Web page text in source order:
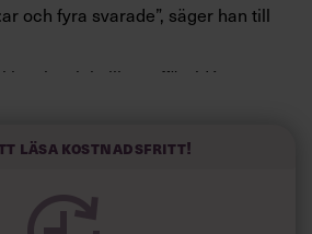
och fyra svarade”, säger han till
sitt trick till en affärsidé: appen
stilen.
läsa kostnadsfritt!